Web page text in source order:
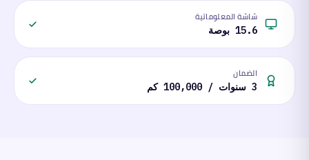
شاشة المعلوماتية
15.6 بوصة
الضمان
3 سنوات / 100,000 كم